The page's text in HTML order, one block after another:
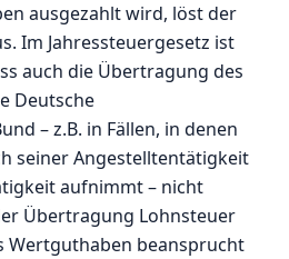
ausgezahlt wird, löst der
Im Jahressteuergesetz ist
auch die Übertragung des
Deutsche
– z.B. in Fällen, in denen
seiner Angestelltentätigkeit
aufnimmt – nicht
Übertragung Lohnsteuer
Wertguthaben beansprucht